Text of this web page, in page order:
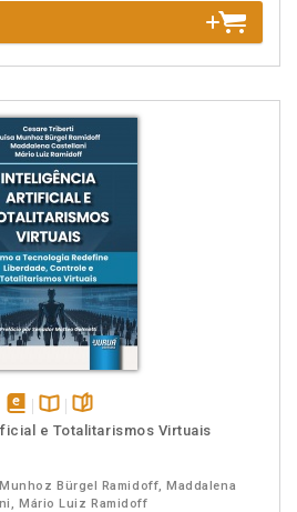
disponívelDisponível
páginas
e Totalitarismos Virtuais
Bürgel Ramidoff, Maddalena
Mário Luiz Ramidoff